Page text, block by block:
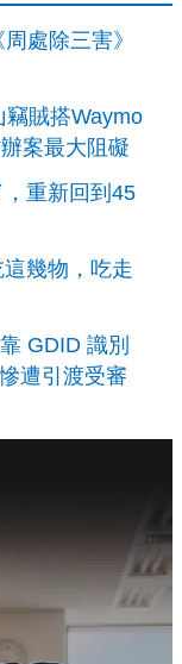
處除三害》
賊搭Waymo
案最大阻礙
重新回到45
幾物，吃走
GDID 識別
遭引渡受審